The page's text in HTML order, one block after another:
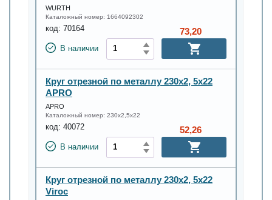
WURTH
Каталожный номер: 1664092302
код: 70164
В наличии
73,20
Круг отрезной по металлу 230х2, 5х22
APRO
APRO
Каталожный номер: 230х2,5х22
код: 40072
В наличии
52,26
Круг отрезной по металлу 230х2, 5х22
Viroc